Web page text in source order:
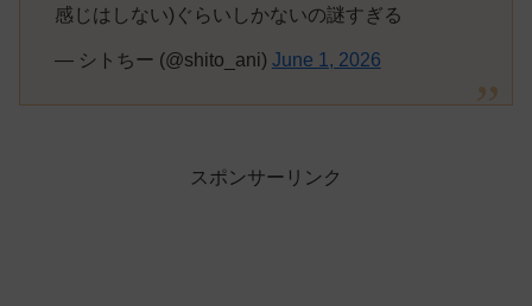
感じはしない)ぐらいしかないの謎すぎる
— シトちー (@shito_ani) June 1, 2026
スポンサーリンク